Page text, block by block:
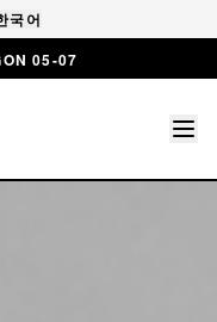
국어
05-07